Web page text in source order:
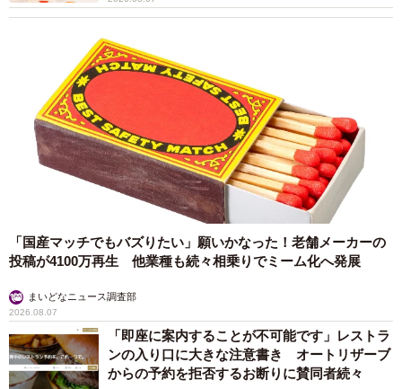
「国産マッチでもバズりたい」願いかなった！老舗メーカーの
投稿が4100万再生 他業種も続々相乗りでミーム化へ発展
まいどなニュース調査部
2026.08.07
「即座に案内することが不可能です」レストラ
ンの入り口に大きな注意書き オートリザーブ
からの予約を拒否するお断りに賛同者続々